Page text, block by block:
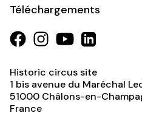
Téléchargements
Historic circus site
1 bis avenue du Maréchal
51000 Châlons-en-
France